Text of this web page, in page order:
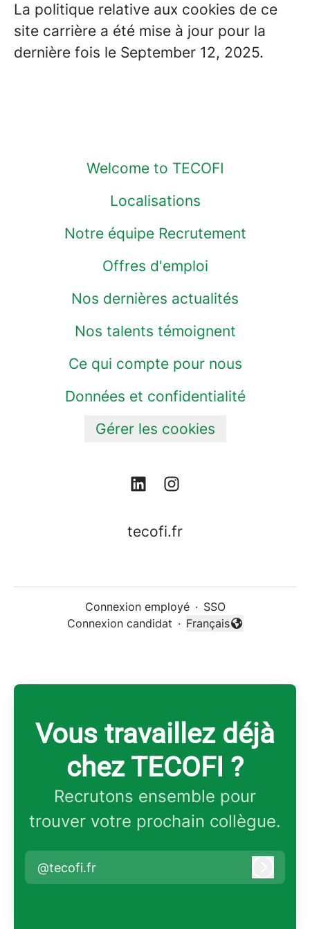
La politique relative aux cookies de ce
site carrière a été mise à jour pour la
dernière fois le September 12, 2025.
Welcome to TECOFI
Localisations
Notre équipe Recrutement
Offres d'emploi
Nos dernières actualités
Nos talents témoignent
Ce qui compte pour nous
Données et confidentialité
Gérer les cookies
tecofi.fr
Connexion employé · SSO
Connexion candidat ·
Changer la langue
Français
Vous travaillez déjà
chez TECOFI ?
Recrutons ensemble pour
trouver votre prochain collègue.
@tecofi.fr